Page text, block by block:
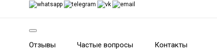
Отзывы Частые вопросы Контакты